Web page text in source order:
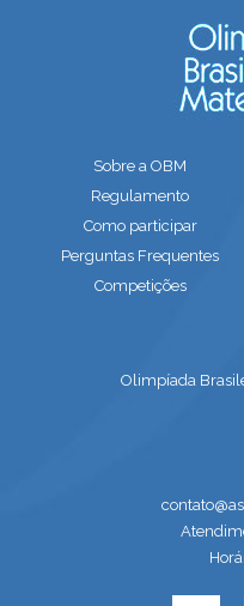
Sobre a OBM
Regulamento
Como participar
Perguntas Frequentes
Competições
Olimpíada